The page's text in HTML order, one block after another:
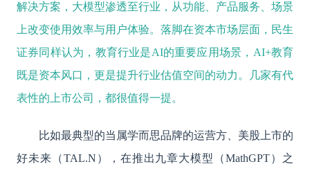
解决方案，大模型渗透至行业，从功能、产品服务、场景
上改变使用效率与用户体验。落脚在资本市场层面，民生
证券同样认为，教育行业是AI的重要应用场景，AI+教育
既是资本风口，更是提升行业估值空间的动力。几家有代
表性的上市公司，都很值得一提。
比如最典型的当属学而思品牌的运营方、美股上市的
好未来（TAL.N），在推出九章大模型（MathGPT）之